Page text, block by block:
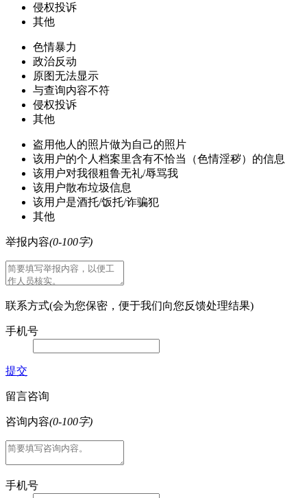
侵权投诉
其他
色情暴力
政治反动
原图无法显示
与查询内容不符
侵权投诉
其他
盗用他人的照片做为自己的照片
该用户的个人档案里含有不恰当（色情淫秽）的信息
该用户对我很粗鲁无礼/辱骂我
该用户散布垃圾信息
该用户是酒托/饭托/诈骗犯
其他
举报内容(0-100字)
联系方式(会为您保密，便于我们向您反馈处理结果)
手机号
提交
留言咨询
咨询内容(0-100字)
手机号